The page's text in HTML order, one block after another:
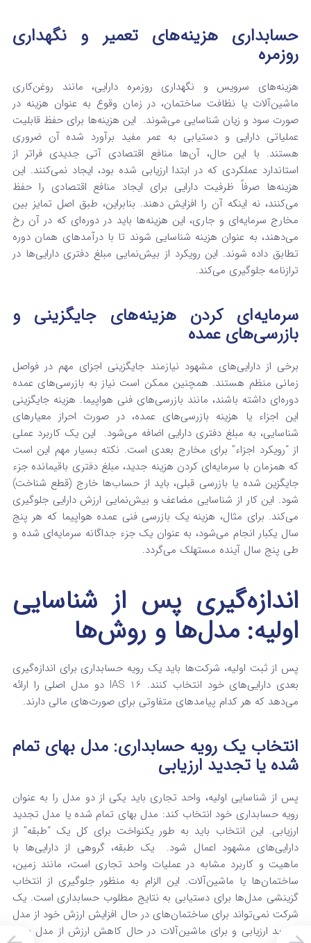
حسابداری هزینه‌های تعمیر و نگهداری
روزمره
هزینه‌های سرویس و نگهداری روزمره دارایی، مانند روغن‌کاری
ماشین‌آلات یا نظافت ساختمان، در زمان وقوع به عنوان هزینه در
صورت سود و زیان شناسایی می‌شوند. این هزینه‌ها برای حفظ قابلیت
عملیاتی دارایی و دستیابی به عمر مفید برآورد شده آن ضروری
هستند. با این حال، آن‌ها منافع اقتصادی آتی جدیدی فراتر از
استاندارد عملکردی که در ابتدا ارزیابی شده بود، ایجاد نمی‌کنند. این
هزینه‌ها صرفاً ظرفیت دارایی برای ایجاد منافع اقتصادی را حفظ
می‌کنند، نه اینکه آن را افزایش دهند. بنابراین، طبق اصل تمایز بین
مخارج سرمایه‌ای و جاری، این هزینه‌ها باید در دوره‌ای که در آن رخ
می‌دهند، به عنوان هزینه شناسایی شوند تا با درآمدهای همان دوره
تطابق داده شوند. این رویکرد از بیش‌نمایی مبلغ دفتری دارایی‌ها در
ترازنامه جلوگیری می‌کند.
سرمایه‌ای کردن هزینه‌های جایگزینی و
بازرسی‌های عمده
برخی از دارایی‌های مشهود نیازمند جایگزینی اجزای مهم در فواصل
زمانی منظم هستند. همچنین ممکن است نیاز به بازرسی‌های عمده
دوره‌ای داشته باشند، مانند بازرسی‌های فنی هواپیما. هزینه جایگزینی
این اجزاء یا هزینه بازرسی‌های عمده، در صورت احراز معیارهای
شناسایی، به مبلغ دفتری دارایی اضافه می‌شود. این یک کاربرد عملی
از “رویکرد اجزاء” برای مخارج بعدی است. نکته بسیار مهم این است
که همزمان با سرمایه‌ای کردن هزینه جدید، مبلغ دفتری باقیمانده جزء
جایگزین شده یا بازرسی قبلی، باید از حساب‌ها خارج (قطع شناخت)
شود. این کار از شناسایی مضاعف و بیش‌نمایی ارزش دارایی جلوگیری
می‌کند. برای مثال، هزینه یک بازرسی فنی عمده هواپیما که هر پنج
سال یکبار انجام می‌شود، به عنوان یک جزء جداگانه سرمایه‌ای شده و
طی پنج سال آینده مستهلک می‌گردد.
اندازه‌گیری پس از شناسایی
اولیه: مدل‌ها و روش‌ها
پس از ثبت اولیه، شرکت‌ها باید یک رویه حسابداری برای اندازه‌گیری
بعدی دارایی‌های خود انتخاب کنند. IAS 16 دو مدل اصلی را ارائه
می‌دهد که هر کدام پیامدهای متفاوتی برای صورت‌های مالی دارند.
انتخاب یک رویه حسابداری: مدل بهای تمام
شده یا تجدید ارزیابی
پس از شناسایی اولیه، واحد تجاری باید یکی از دو مدل را به عنوان
رویه حسابداری خود انتخاب کند: مدل بهای تمام شده یا مدل تجدید
ارزیابی. این انتخاب باید به طور یکنواخت برای کل یک “طبقه” از
دارایی‌های مشهود اعمال شود.
یک طبقه، گروهی از دارایی‌ها با
ماهیت و کاربرد مشابه در عملیات واحد تجاری است، مانند زمین،
ساختمان‌ها یا ماشین‌آلات. این الزام به منظور جلوگیری از انتخاب
گزینشی مدل‌ها برای دستیابی به نتایج مطلوب حسابداری است. یک
شرکت نمی‌تواند برای ساختمان‌های در حال افزایش ارزش خود از مدل
تجدید ارزیابی و برای ماشین‌آلات در حال کاهش ارزش از مدل بهای